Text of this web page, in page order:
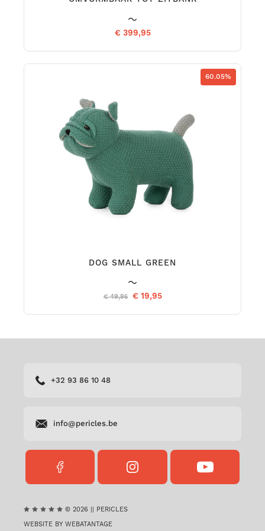
€ 399,95
60.05%
DOG SMALL GREEN
€ 49,95 € 19,95
+32 93 86 10 48
info@pericles.be
FACEBOOK
PERICLES
INSTAGRAM
PERICLES
YOUTUBE
PERICLES
© 2026 || PERICLES
WEBSITE BY WEBATANTAGE